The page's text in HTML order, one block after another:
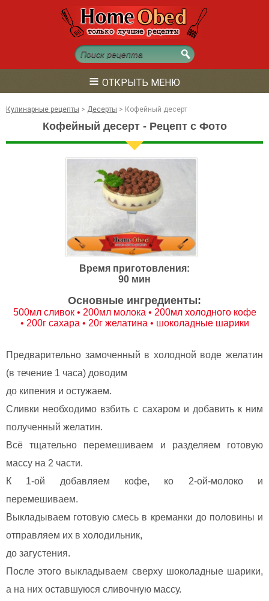
≡ ОТКРЫТЬ МЕНЮ
Кулинарные рецепты > Десерты > Кофейный десерт
Кофейный десерт - Рецепт с Фото
Время приготовления:
90 мин
Основные ингредиенты:
500мл сливок • 200мл молока • 200мл холодного кофе
• 200г сахара • 20г желатина • шоколадные шарики
Предварительно замоченный в холодной воде желатин
(в течение 1 часа) доводим
до кипения и остужаем.
Сливки необходимо взбить с сахаром и добавить к ним
полученный желатин.
Всё тщательно перемешиваем и разделяем готовую
массу на 2 части.
К 1-ой добавляем кофе, ко 2-ой-молоко и
перемешиваем.
Выкладываем готовую смесь в креманки до половины и
отправляем их в холодильник,
до загустения.
После этого выкладываем сверху шоколадные шарики,
а на них оставшуюся сливочную массу.